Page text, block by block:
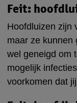
Feit:
Hoofdluizen zijn
maar ze kunnen
wel geneigd om
mogelijk
voorkomen dat